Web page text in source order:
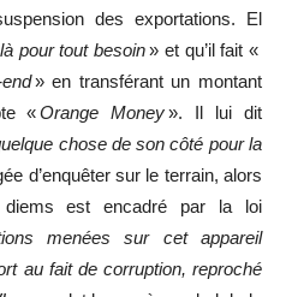
des exportations. El
là pour tout besoin» et qu’il fait «
» en transférant un montant
«Orange Money». Il lui dit
chose de son côté pour la
d’enquêter sur le terrain, alors
est encadré par la loi
menées sur cet appareil
au fait de corruption, reproché